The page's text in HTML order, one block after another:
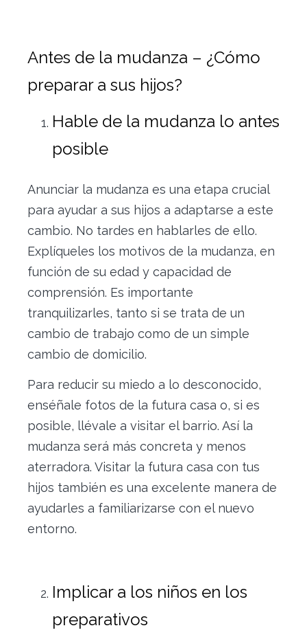
Antes de la mudanza – ¿Cómo
preparar a sus hijos?
Hable de la mudanza lo antes
posible
Anunciar la mudanza es una etapa crucial
para ayudar a sus hijos a adaptarse a este
cambio. No tardes en hablarles de ello.
Explíqueles los motivos de la mudanza, en
función de su edad y capacidad de
comprensión. Es importante
tranquilizarles, tanto si se trata de un
cambio de trabajo como de un simple
cambio de domicilio.
Para reducir su miedo a lo desconocido,
enséñale fotos de la futura casa o, si es
posible, llévale a visitar el barrio. Así la
mudanza será más concreta y menos
aterradora. Visitar la futura casa con tus
hijos también es una excelente manera de
ayudarles a familiarizarse con el nuevo
entorno.
Implicar a los niños en los
preparativos